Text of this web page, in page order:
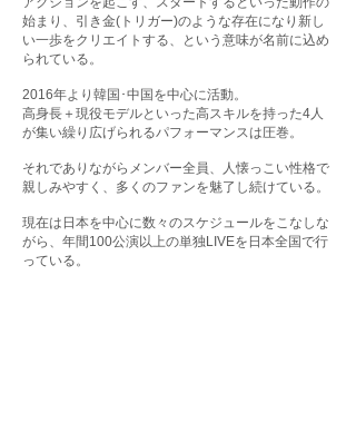
始まり、引き金(トリガー)のような存在になり 新し
い一歩をクリエイトする、という意味が​名前に込め
られている。
2016年より韓国･中国を中心に活動。
高身長＋現役モデルといった高スキルを持った4人
が集い繰り広げられるパフォーマンスは圧巻。
それでありながらメンバー全員、人懐っこい性格で
親しみやすく、多くのファンを魅了し続けている。
現在は日本を中心に数々のスケジュールをこなしな
がら、年間100公演以上の単独LIVEを日本全国で行
っている。